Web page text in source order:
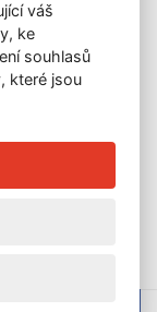
váš
ke
souhlasů
které jsou